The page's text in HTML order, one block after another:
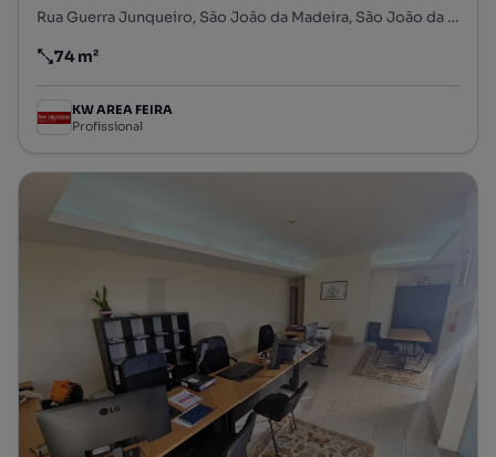
Rua Guerra Junqueiro, São João da Madeira, São João da Madeira, Aveiro
Preço por metro quadrado
74 m²
KW AREA FEIRA
Profissional